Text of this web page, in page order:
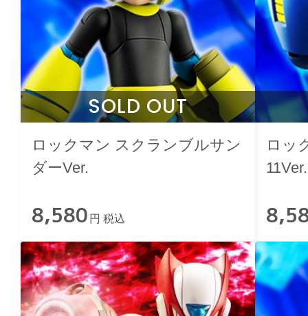
SOLD OUT
ロックマン スクランブルサン
ダーVer.
8,580 円 税込
ロッ